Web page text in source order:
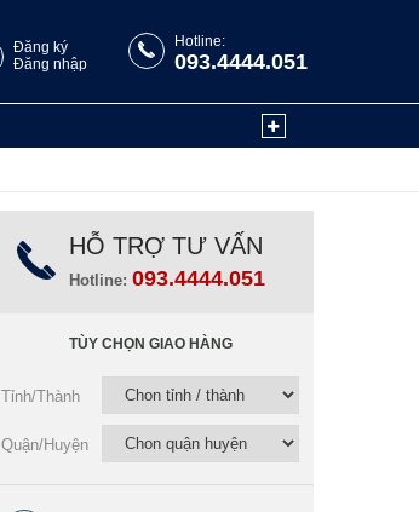
Đăng ký
Đăng nhập
Hotline:
093.4444.051
HỖ TRỢ TƯ VẤN
Hotline: 093.4444.051
TÙY CHỌN GIAO HÀNG
Tỉnh/Thành
Quận/Huyện